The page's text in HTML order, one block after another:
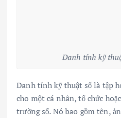
Danh tính kỹ
Danh tính kỹ thuật số là tập
cho một cá nhân, tổ chức
trường số. Nó bao gồm tên,